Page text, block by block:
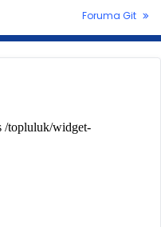
Foruma Git